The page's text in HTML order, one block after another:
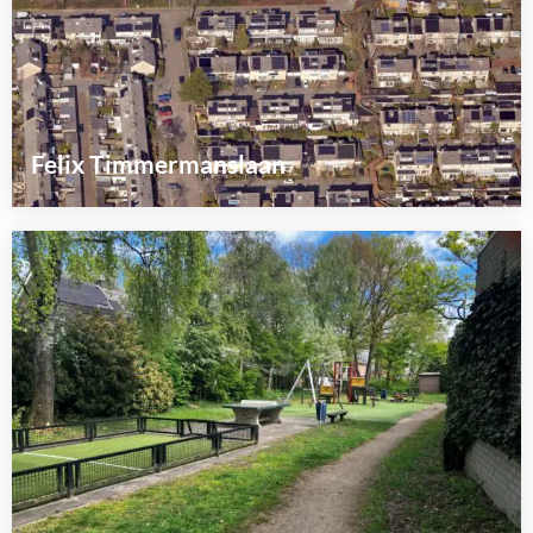
Felix Timmermanslaan
meer
over